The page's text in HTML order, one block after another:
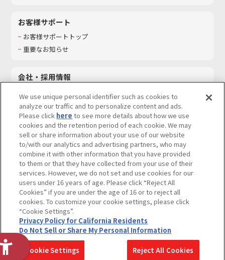
お客様サポート
お客様サポートトップ
重要なお知らせ
会社・採用情報
採用情報
サステナビリティ
お問い合わせ
ウェブサイトご利用条件 ソーシャルメディアポリシー
個人情報及び特定個人情報等の取り扱いに関する保護方針
Do Not Sell or Share My Personal Information著作権・商標について
カスタマーハラスメントに対する基本的な対応方針
コピーライト一覧を表示する
We use unique personal identifier such as cookies to
analyze our traffic and to personalize content and ads.
Please click here to see more details about how we use
cookies and the retention period of each cookie. We may
sell or share information about your use of our website
to/with our analytics and advertising partners, who may
combine it with other information that you have provided
to them or that they have collected from your use of their
services. However, we do not set and use cookies for our
users under 16 years of age. Please click “Reject All
Cookies” if you are under the age of 16 or to reject all
cookies. To customize your cookie settings, please click
“Cookie Settings”.
Privacy Policy for California Residents
Do Not Sell or Share My Personal Information
Cookie Settings Reject All Cookies